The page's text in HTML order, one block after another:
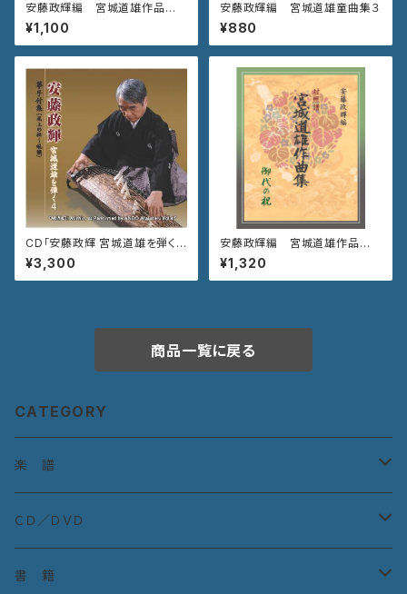
安藤政輝編 宮城道雄作品集
《秋の庭》
¥1,100
安藤政輝編 宮城道雄童曲集３
¥880
CD「安藤政輝 宮城道雄を弾く4
箏手付集 尾上の松〜吼噦」
VZCG-788
¥3,300
安藤政輝編 宮城道雄作品集
《御代の祝》
¥1,320
商品一覧に戻る
CATEGORY
楽 譜
宮城道雄作曲集
宮城道雄童曲集
ＣＤ／ＤＶＤ
ＣＤ：古典曲
書 籍